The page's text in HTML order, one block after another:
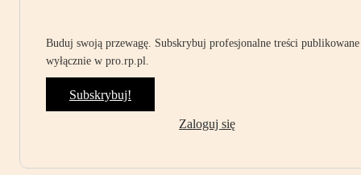
Buduj swoją przewagę. Subskrybuj profesjonalne treści publikowane
wyłącznie w pro.rp.pl.
Subskrybuj!
Zaloguj się